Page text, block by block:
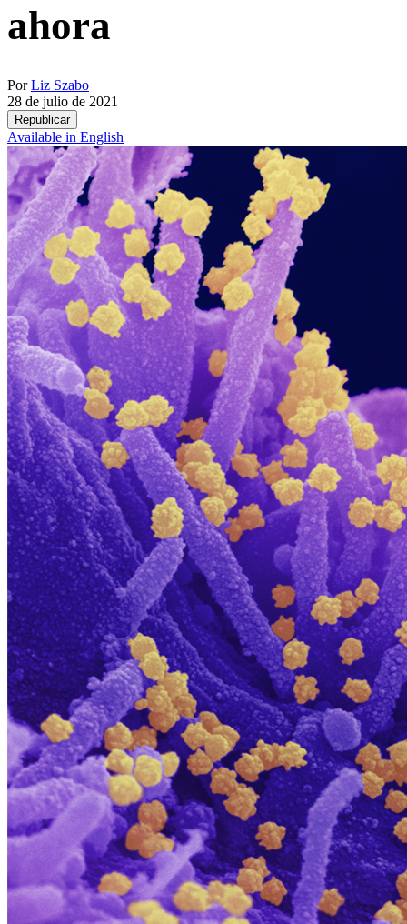
ahora
PorLiz Szabo
28 de julio de 2021
Republicar
Available in English